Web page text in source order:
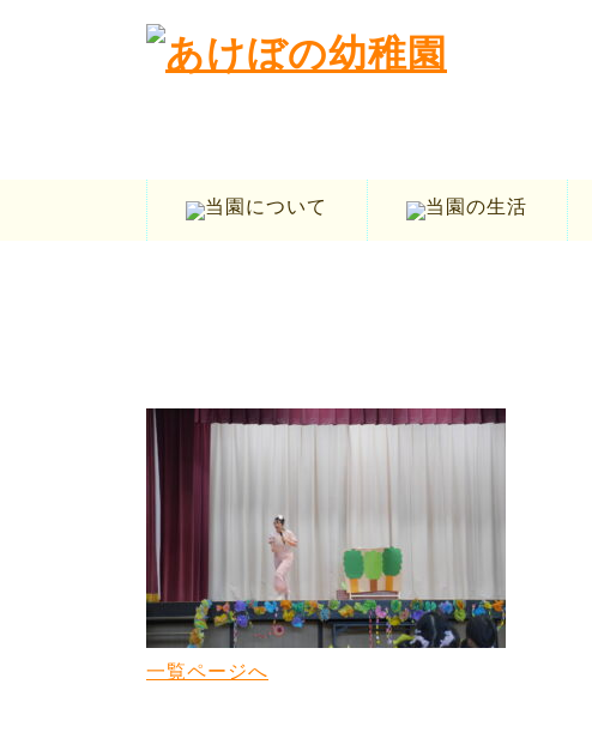
一覧ページへ